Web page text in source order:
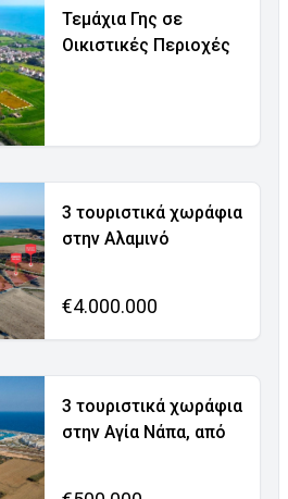
Τεμάχια Γης σε
Οικιστικές Περιοχές
3 τουριστικά χωράφια
στην Αλαμινό
€4.000.000
3 τουριστικά χωράφια
στην Αγία Νάπα, από